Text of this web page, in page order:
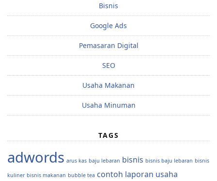
Bisnis
Google Ads
Pemasaran Digital
SEO
Usaha Makanan
Usaha Minuman
TAGS
adwords arus kas baju lebaran bisnis bisnis baju lebaran bisnis
kuliner bisnis makanan bubble tea contoh laporan usaha